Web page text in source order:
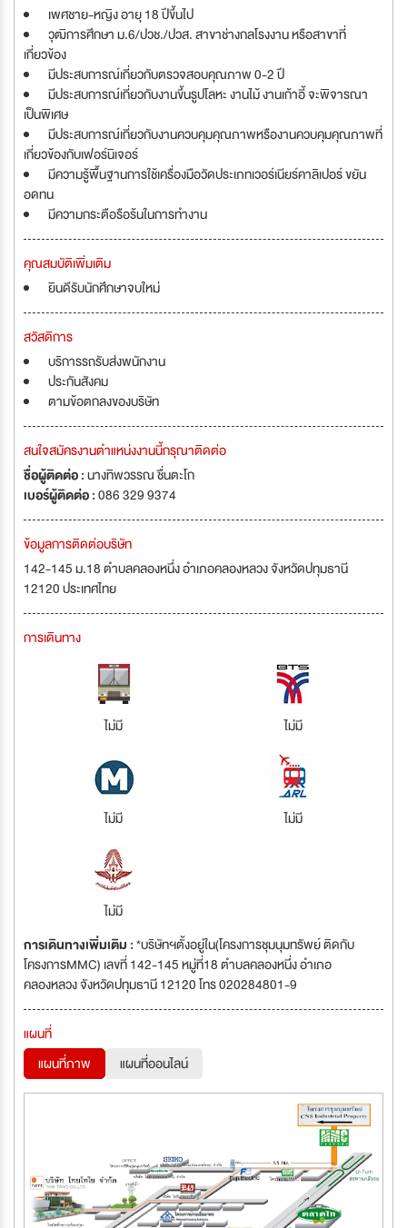
เพศชาย-หญิง อายุ 18 ปีขึ้นไป
วุฒิการศึกษา ม.6/ปวช./ปวส. สาขาช่างกลโรงงาน หรือสาขาที่
เกี่ยวข้อง
มีประสบการณ์เกี่ยวกับตรวจสอบคุณภาพ 0-2 ปี
มีประสบการณ์เกี่ยวกับงานขึ้นรูปโลหะ งานไม้ งานเก้าอี้ จะพิจารณา
เป็นพิเศษ
มีประสบการณ์เกี่ยวกับงานควบคุมคุณภาพหรืองานควบคุมคุณภาพที่
เกี่ยวข้องกับเฟอร์นิเจอร์
มีความรู้พื้นฐานการใช้เครื่องมือวัดประเภทเวอร์เนียร์คาลิเปอร์ ขยัน
อดทน
มีความกระตือรือร้นในการทำงาน
คุณสมบัติเพิ่มเติม
ยินดีรับนักศึกษาจบใหม่
สวัสดิการ
บริการรถรับส่งพนักงาน
ประกันสังคม
ตามข้อตกลงของบริษัท
สนใจสมัครงานตำแหน่งงานนี้กรุณาติดต่อ
ชื่อผู้ติดต่อ :นางทิพวรรณ ชื่นตะโก
เบอร์ผู้ติดต่อ :086 329 9374
ข้อมูลการติดต่อบริษัท
142-145 ม.18 ตำบลคลองหนึ่ง อำเภอคลองหลวง จังหวัดปทุมธานี
12120 ประเทศไทย
การเดินทาง
ไม่มี ไม่มี
ไม่มี ไม่มี
ไม่มี
การเดินทางเพิ่มเติม :*บริษัทฯตั้งอยู่ใน(โครงการชุมนุมทรัพย์ ติดกับ
โครงการMMC) เลขที่ 142-145 หมู่ที่18 ตำบลคลองหนึ่ง อำเภอ
คลองหลวง จังหวัดปทุมธานี 12120 โทร 020284801-9
แผนที่
แผนที่ภาพ
แผนที่ออนไลน์